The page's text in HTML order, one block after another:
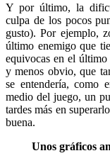
Y por último, la
culpa de los pocos
gusto). Por ejemplo,
último enemigo que
equivocas en el
y menos obvio, que
se entendería, como
medio del juego, un
tardes más en
buena.
Unos gráficos